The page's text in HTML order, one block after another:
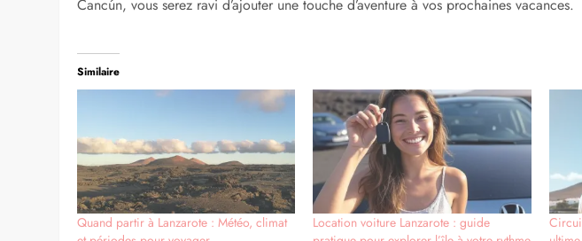
paysage irréel, que 420 maisons furent autrefois englouties par 8 millions de mètres
Lanzarote, une île à explorer soi-même
Une des meilleures façons de connaître Lanzarote est de louer un véhicule pour
km et large de 25 km, sa petite taille permet de la traverser en une journée. Cela
s’arrêter pour contempler les merveilles qui croiseront votre chemin telles que
le Jardin de Cactus. Vous l’aurez compris, Lanzarote n’est pas une destination
Cana ou Cancún. A l’image de la superbe plage de Papagayo, la côte est
plages de sable blanc longues de plusieurs kilomètres. Mais après un séjour